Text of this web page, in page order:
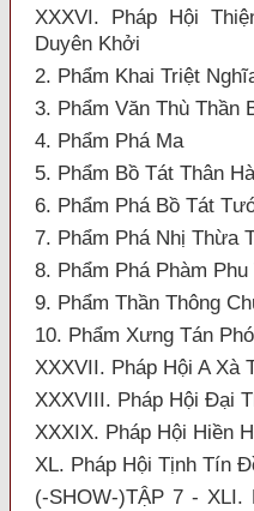
XXXVI. Pháp Hội
Duyên Khởi
2. Phẩm Khai Triệt
3. Phẩm Văn Thù Thần
4. Phẩm Phá Ma
5. Phẩm Bồ Tát Thân
6. Phẩm Phá Bồ Tát
7. Phẩm Phá Nhị Thừa
8. Phẩm Phá Phàm
9. Phẩm Thần Thông
10. Phẩm Xưng Tán
XXXVII. Pháp Hội A Xà
XXXVIII. Pháp Hội Đại
XXXIX. Pháp Hội Hiền
XL. Pháp Hội Tịnh Tín
(-SHOW-)TẬP 7 -